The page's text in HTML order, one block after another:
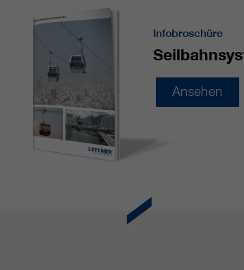
Infobroschüre
Ansehen